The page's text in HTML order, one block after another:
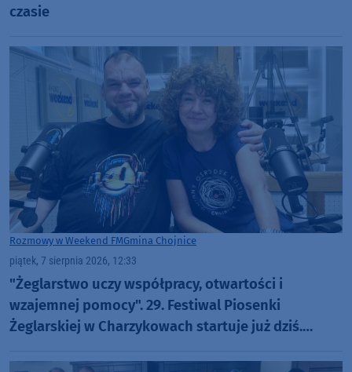
czasie
Rozmowy w Weekend FMGmina Chojnice
piątek, 7 sierpnia 2026, 12:33
"Żeglarstwo uczy współpracy, otwartości i
wzajemnej pomocy". 29. Festiwal Piosenki
Żeglarskiej w Charzykowach startuje już dziś.